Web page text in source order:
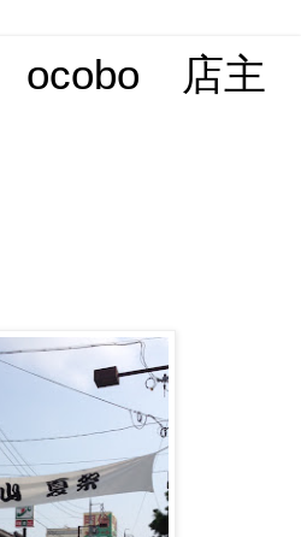
ocobo 店主